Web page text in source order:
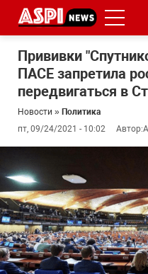
Прививки
ПАСЕ запретила
передвигаться в
Новости » Политика
пт, 09/24/2021 - 10:02
Автор:
#ООС
корупцією